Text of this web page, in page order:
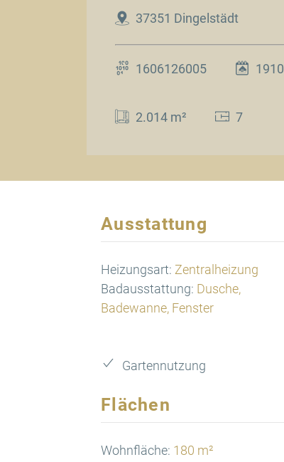
37351 Dingelstädt
1606126005 1910
2.014 m² 7
Ausstattung
Heizungsart: Zentralheizung
Badausstattung: Dusche,
Badewanne, Fenster
Gartennutzung
Flächen
Wohnfläche: 180 m²